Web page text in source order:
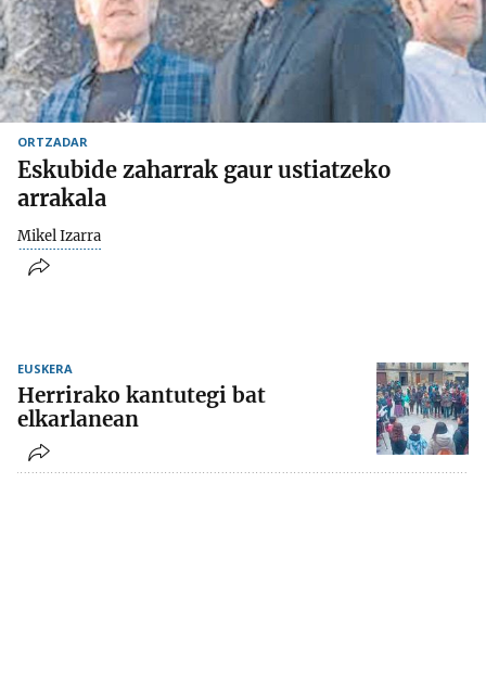
ORTZADAR
Eskubide zaharrak gaur ustiatzeko
arrakala
Mikel Izarra
EUSKERA
Herrirako kantutegi bat
elkarlanean